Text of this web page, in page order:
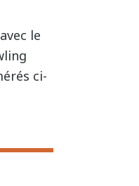
le
ci-